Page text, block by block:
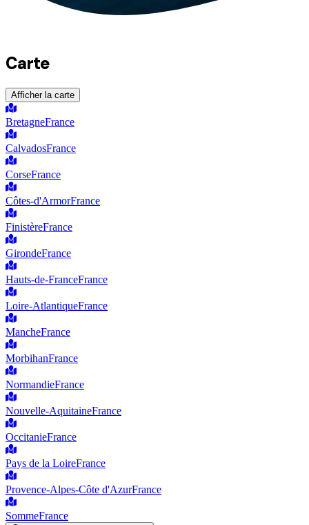
Carte
Afficher la carte
BretagneFrance
CalvadosFrance
CorseFrance
Côtes-d'ArmorFrance
FinistèreFrance
GirondeFrance
Hauts-de-FranceFrance
Loire-AtlantiqueFrance
MancheFrance
MorbihanFrance
NormandieFrance
Nouvelle-AquitaineFrance
OccitanieFrance
Pays de la LoireFrance
Provence-Alpes-Côte d'AzurFrance
SommeFrance